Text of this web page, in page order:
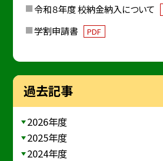
令和８年度 校納金納入について
学割申請書 PDF
過去記事
2026年度
2025年度
2024年度